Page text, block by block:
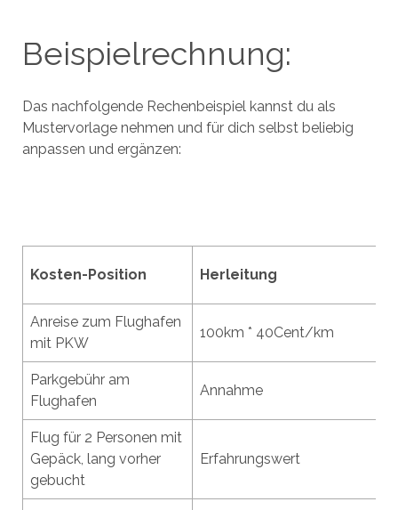
Beispielrechnung:
Das nachfolgende Rechenbeispiel kannst du als
Mustervorlage nehmen und für dich selbst beliebig
anpassen und ergänzen:
Kosten-Position Herleitung
Anreise zum Flughafen
mit PKW
100km * 40Cent/km
Parkgebühr am
Flughafen
Annahme
Flug für 2 Personen mit
Gepäck, lang vorher
gebucht
Erfahrungswert